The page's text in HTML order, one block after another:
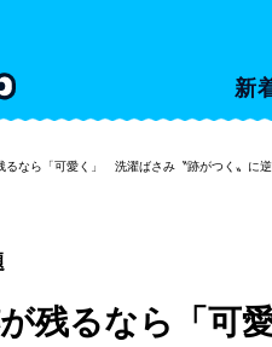
新
るなら「可愛く」 洗濯ばさみ〝跡がつく〟に
残るなら「可